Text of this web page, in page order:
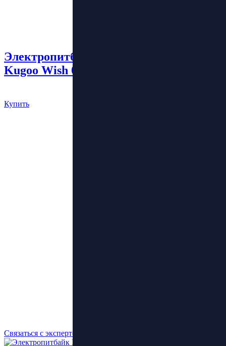
Электропитбайк
Kugoo Wish 02 Pro
Купить
Связаться с экспертом